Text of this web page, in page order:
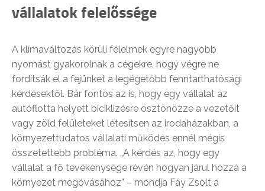
vállalatok felelőssége
A klímaváltozás körüli félelmek egyre nagyobb
nyomást gyakorolnak a cégekre, hogy végre ne
fordítsák el a fejünket a legégetőbb fenntarthatósági
kérdésektől. Bár fontos az is, hogy egy vállalat az
autóflotta helyett biciklizésre ösztönözze a vezetőit
vagy zöld felületeket létesítsen az irodaházakban, a
környezettudatos vállalati működés ennél mégis
összetettebb probléma. „A kérdés az, hogy egy
vállalat a fő tevékenysége révén hogyan járul hozzá a
környezet megóvásához” – mondja Fáy Zsolt a